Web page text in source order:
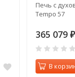
Печь с
Tempo 57
365 079 ₽
В